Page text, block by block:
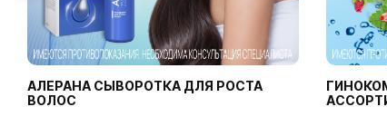
АЛЕРАНА СЫВОРОТКА ДЛЯ РОСТА
ВОЛОС